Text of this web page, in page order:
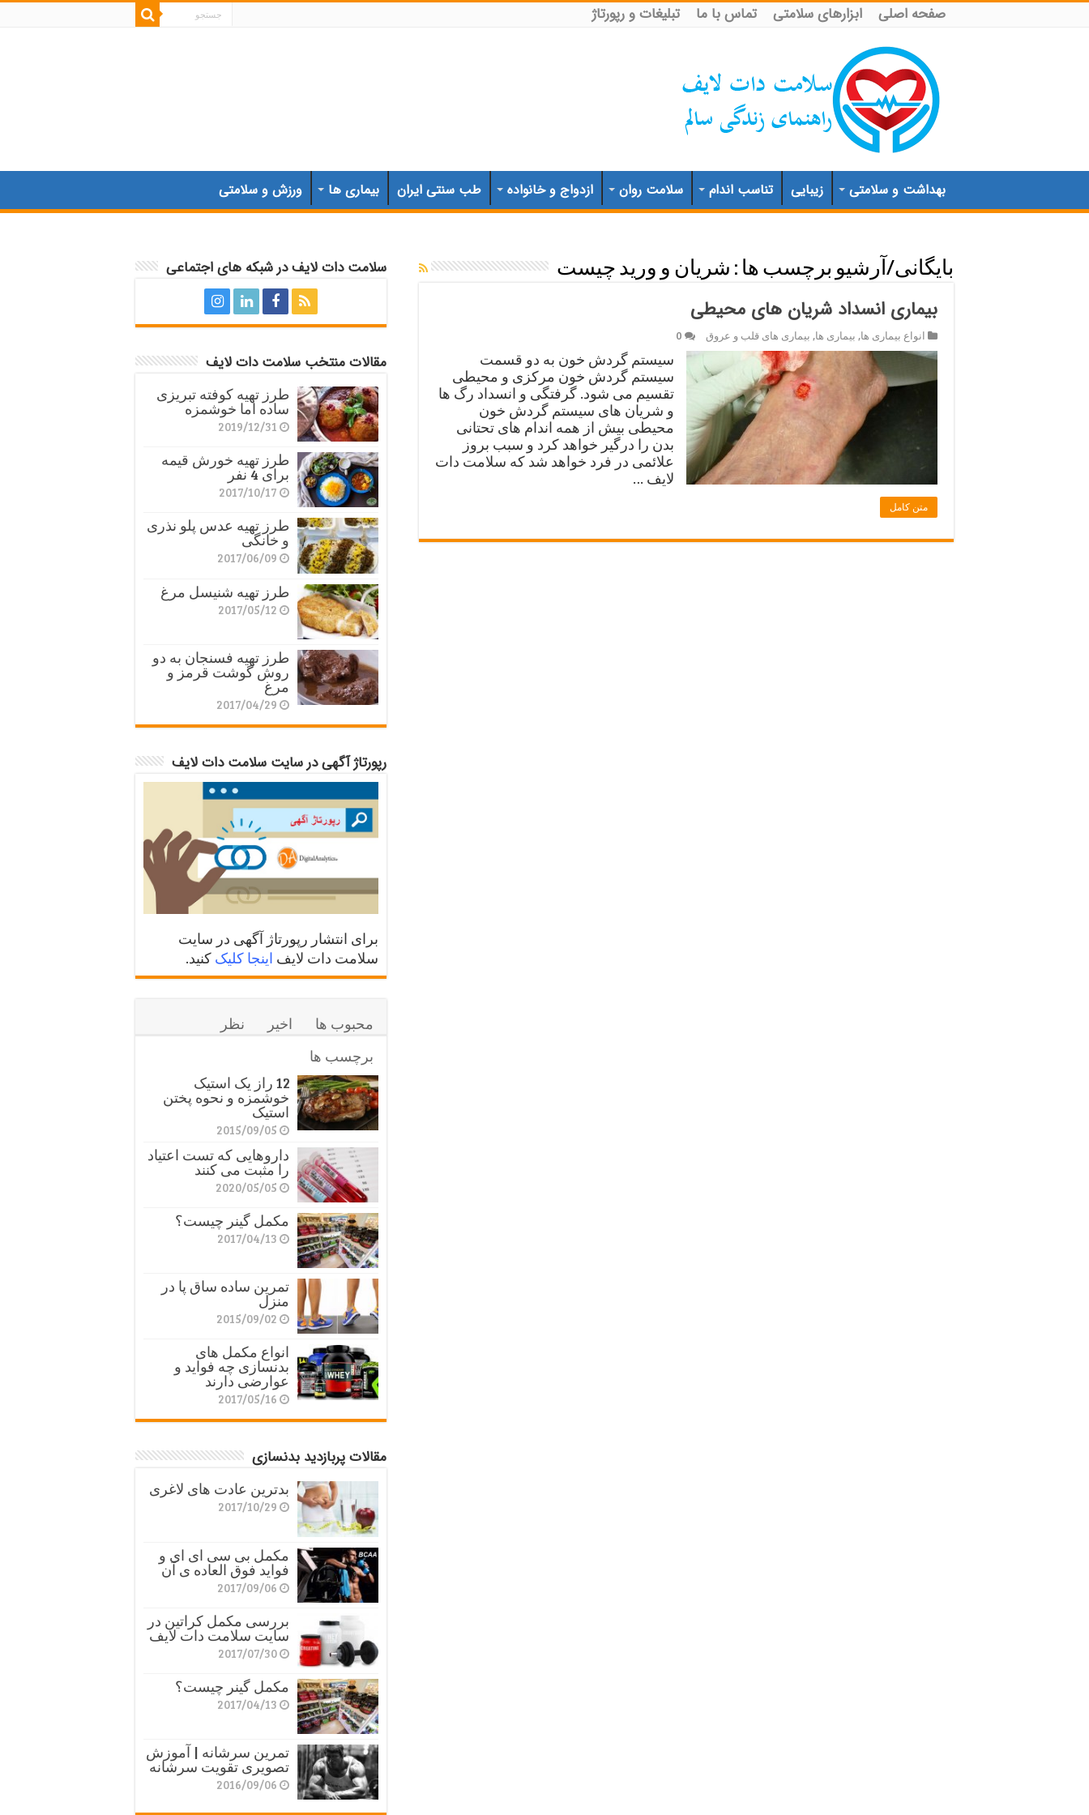
صفحه اصلی ابزارهای سلامتی تماس با ما تبلیغات و رپورتاژ
بهداشت و سلامتی زیبایی تناسب اندام سلامت روان ازدواج و خانواده طب سنتی ایران بیماری ها ورزش و سلامتی
بایگانی/آرشیو برچسب ها : شریان و ورید چیست
بیماری انسداد شریان های محیطی
انواع بیماری ها, بیماری ها, بیماری های قلب و عروق 0
سیستم گردش خون به دو قسمت
سیستم گردش خون مرکزی و محیطی
تقسیم می شود. گرفتگی و انسداد رگ ها
و شریان های سیستم گردش خون
محیطی بیش از همه اندام های تحتانی
بدن را درگیر خواهد کرد و سبب بروز
علائمی در فرد خواهد شد که سلامت دات
لایف …
متن کامل
سلامت دات لایف در شبکه های اجتماعی
مقالات منتخب سلامت دات لایف
طرز تهیه کوفته تبریزی
ساده اما خوشمزه
2019/12/31
طرز تهیه خورش قیمه
برای 4 نفر
2017/10/17
طرز تهیه عدس پلو نذری
و خانگی
2017/06/09
طرز تهیه شنیسل مرغ
2017/05/12
طرز تهیه فسنجان به دو
روش گوشت قرمز و
مرغ
2017/04/29
رپورتاژ آگهی در سایت سلامت دات لایف
برای انتشار رپورتاژ آگهی در سایت
سلامت دات لایف اینجا کلیک کنید.
محبوب ها اخیر
نظر
برچسب ها
12 راز یک استیک
خوشمزه و نحوه پختن
استیک
2015/09/05
داروهایی که تست اعتیاد
را مثبت می کنند
2020/05/05
مکمل گینر چیست؟
2017/04/13
تمرین ساده ساق پا در
منزل
2015/09/02
انواع مکمل های
بدنسازی چه فواید و
عوارضی دارند
2017/05/16
مقالات پربازدید بدنسازی
بدترین عادت های لاغری
2017/10/29
مکمل بی سی ای ای و
فواید فوق العاده ی آن
2017/09/06
بررسی مکمل کراتین در
سایت سلامت دات لایف
2017/07/30
مکمل گینر چیست؟
2017/04/13
تمرین سرشانه | آموزش
تصویری تقویت سرشانه
2016/09/06